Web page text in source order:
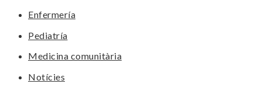
Enfermería
Pediatría
Medicina comunitària
Notícies